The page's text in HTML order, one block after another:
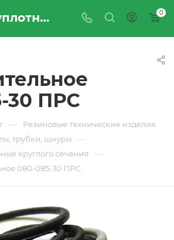
Кольцо уплотнительное 080-085-30 ПРС - купить по цене производителя с доставкой по Москве и России | ПРОМРЕСУРССЕРВИС 0
30 ПРС
— Резиновые технические изделия
трубки, шнуры —
круглого сечения —
080-085-30 ПРС